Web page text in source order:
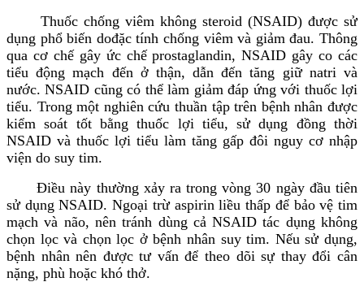
Thuốc chống viêm không steroid (NSAID) được sử
dụng phổ biến dođặc tính chống viêm và giảm đau. Thông
qua cơ chế gây ức chế prostaglandin, NSAID gây co các
tiểu động mạch đến ở thận, dẫn đến tăng giữ natri và
nước. NSAID cũng có thể làm giảm đáp ứng với thuốc lợi
tiểu. Trong một nghiên cứu thuần tập trên bệnh nhân được
kiểm soát tốt bằng thuốc lợi tiểu, sử dụng đồng thời
NSAID và thuốc lợi tiểu làm tăng gấp đôi nguy cơ nhập
viện do suy tim.
Điều này thường xảy ra trong vòng 30 ngày đầu tiên
sử dụng NSAID. Ngoại trừ aspirin liều thấp để bảo vệ tim
mạch và não, nên tránh dùng cả NSAID tác dụng không
chọn lọc và chọn lọc ở bệnh nhân suy tim. Nếu sử dụng,
bệnh nhân nên được tư vấn để theo dõi sự thay đổi cân
nặng, phù hoặc khó thở.